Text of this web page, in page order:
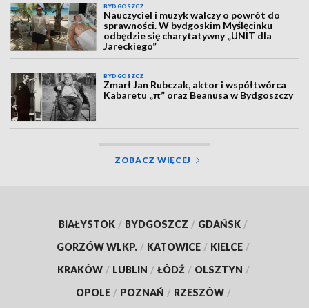
BYDGOSZCZ
Nauczyciel i muzyk walczy o powrót do
sprawności. W bydgoskim Myślęcinku
odbędzie się charytatywny „UNIT dla
Jareckiego”
BYDGOSZCZ
Zmarł Jan Rubczak, aktor i współtwórca
Kabaretu „π” oraz Beanusa w Bydgoszczy
ZOBACZ WIĘCEJ
BIAŁYSTOK / BYDGOSZCZ / GDAŃSK /
GORZÓW WLKP. / KATOWICE / KIELCE /
KRAKÓW / LUBLIN / ŁÓDŹ / OLSZTYN /
OPOLE / POZNAŃ / RZESZÓW /